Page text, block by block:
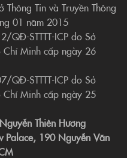
Thông Tin và Truyền Thông
01 năm 2015
QĐ-STTTT-ICP do Sở
Chí Minh cấp ngày 26
QĐ-STTTT-ICP do Sở
Chí Minh cấp ngày 25
Thiên Hương
Palace, 190 Nguyễn Văn